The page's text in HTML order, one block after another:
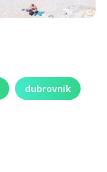
dubrovnik